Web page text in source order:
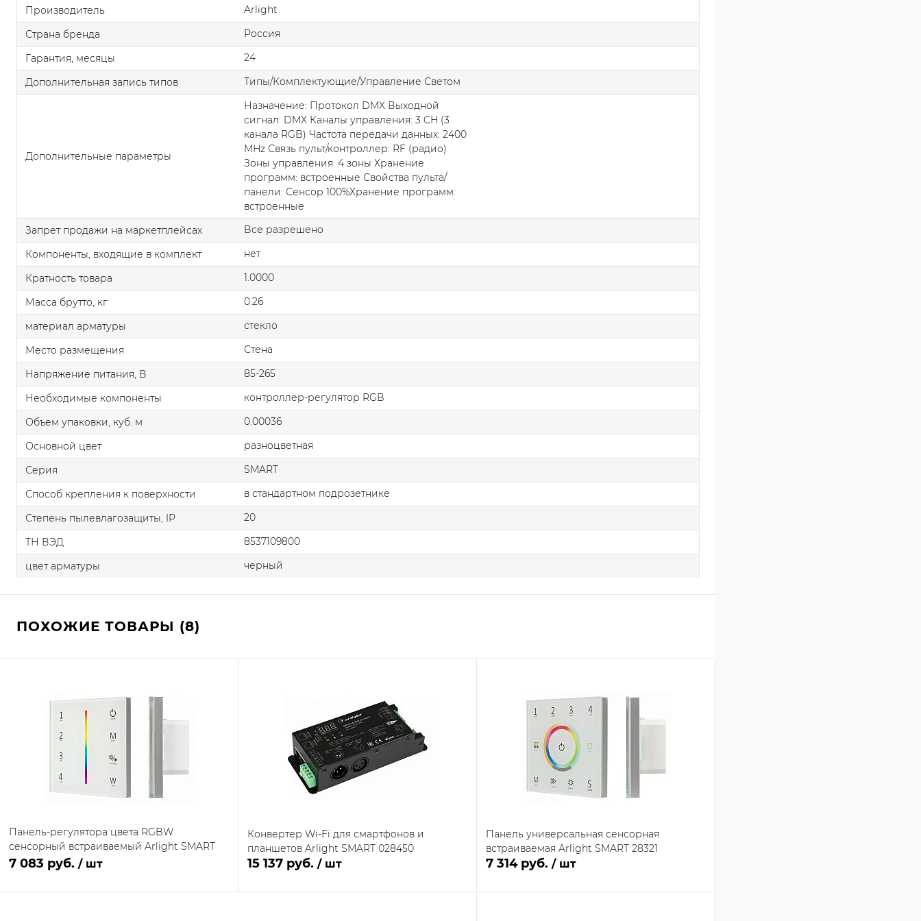
Производитель
Arlight
Страна бренда
Россия
Гарантия, месяцы
24
Дополнительная запись типов
Типы/Комплектующие/Управление Светом
Дополнительные параметры
Назначение: Протокол DMX Выходной
сигнал: DMX Каналы управления: 3 CH (3
канала RGB) Частота передачи данных: 2400
MHz Связь пульт/контроллер: RF (радио)
Зоны управления: 4 зоны Хранение
программ: встроенные Свойства пульта/
панели: Сенсор 100%Хранение программ:
встроенные
Запрет продажи на маркетплейсах
Все разрешено
Компоненты, входящие в комплект
нет
Кратность товара
1.0000
Масса брутто, кг
0.26
материал арматуры
стекло
Место размещения
Стена
Напряжение питания, В
85-265
Необходимые компоненты
контроллер-регулятор RGB
Объем упаковки, куб. м
0.00036
Основной цвет
разноцветная
Серия
SMART
Способ крепления к поверхности
в стандартном подрозетнике
Степень пылевлагозащиты, IP
20
ТН ВЭД
8537109800
цвет арматуры
черный
ПОХОЖИЕ ТОВАРЫ (8)
Панель-регулятора цвета RGBW
сенсорный встраиваемый Arlight SMART
028140
7 083 руб. / шт
Конвертер Wi-Fi для смартфонов и
планшетов Arlight SMART 028450
15 137 руб. / шт
Панель универсальная сенсорная
встраиваемая Arlight SMART 28321
7 314 руб. / шт